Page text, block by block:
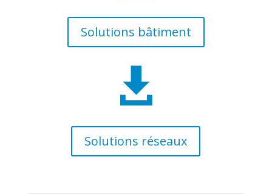
Solutions bâtiment

Solutions réseaux